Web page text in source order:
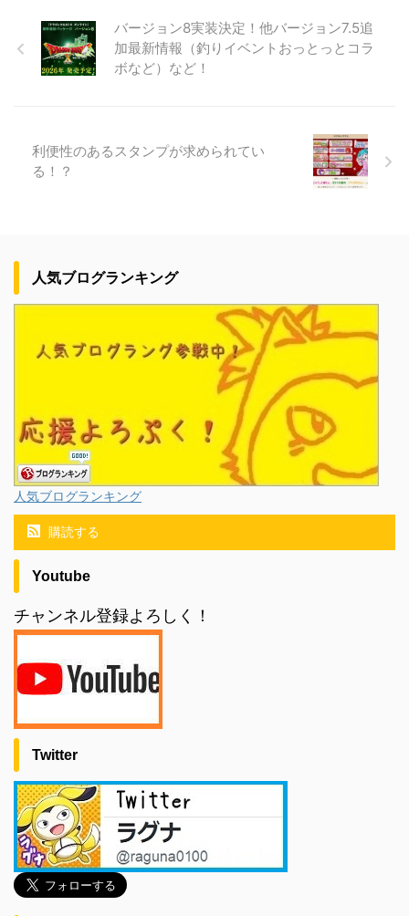
バージョン8実装決定！他バージョン7.5追
加最新情報（釣りイベントおっとっとコラ
ボなど）など！
利便性のあるスタンプが求められてい
る！？
人気ブログランキング
人気ブログランキング
購読する
Youtube
チャンネル登録よろしく！
Twitter